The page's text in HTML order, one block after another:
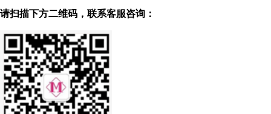
请扫描下方二维码，联系客服咨询：